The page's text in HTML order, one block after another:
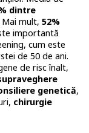
dintre
Mai mult, 52%
importantă
cum este
de 50 de ani.
de risc înalt,
genetică,
chirurgie